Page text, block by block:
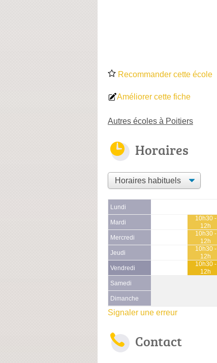
Recommander cette école
Améliorer cette fiche
Autres écoles à Poitiers
Horaires
Lundi
Mardi
10h30 -
12h
Mercredi
10h30 -
12h
Jeudi
10h30 -
12h
Vendredi
10h30 -
12h
Samedi
Dimanche
Signaler une erreur
Contact